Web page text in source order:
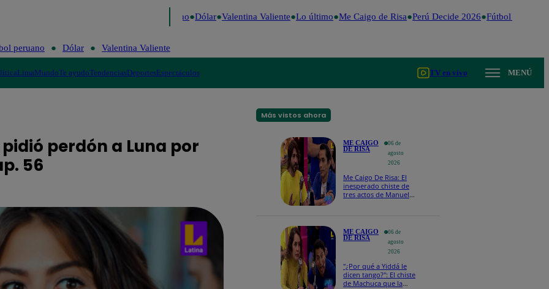
Fútbol peruano Dólar Valentina Valiente Lo último Me Caigo de Risa Perú Decide 2026 Fútbol peruano
peruano Dólar Valentina Valiente
LimaMundoTe ayudoTendenciasDeportesEspectáculos TV en vivo MENÚ
perdón a Luna por
56
Más vistos ahora
ME CAIGO
DE RISA
06 de
agosto
2026
Me Caigo De Risa: El
inesperado chiste de
tres actos de Manuel
ME CAIGO
DE RISA
06 de
agosto
2026
"¿Por qué a Yiddá le
dicen tango?": El chiste
de Machuca que la